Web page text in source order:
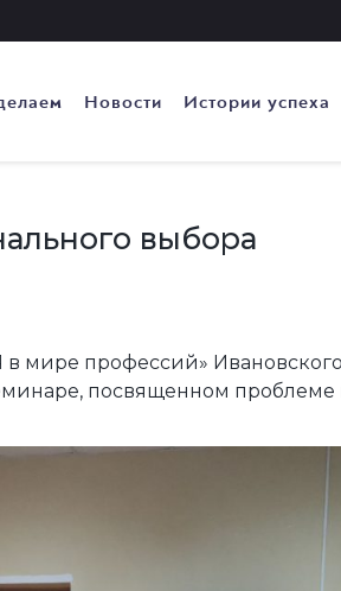
Новости Истории успеха
выбора
в мире профессий»
посвященном проблеме